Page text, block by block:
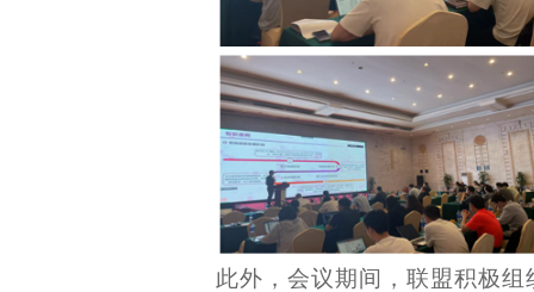
此外，会议期间， 联盟积极组